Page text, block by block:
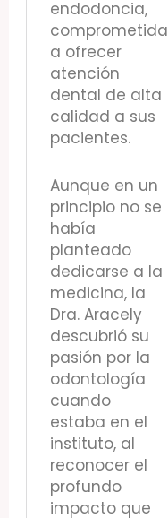
endodoncia,
comprometida
a ofrecer
atención
dental de alta
calidad a sus
pacientes.
Aunque en un
principio no se
había
planteado
dedicarse a la
medicina, la
Dra. Aracely
descubrió su
pasión por la
odontología
cuando
estaba en el
instituto, al
reconocer el
profundo
impacto que